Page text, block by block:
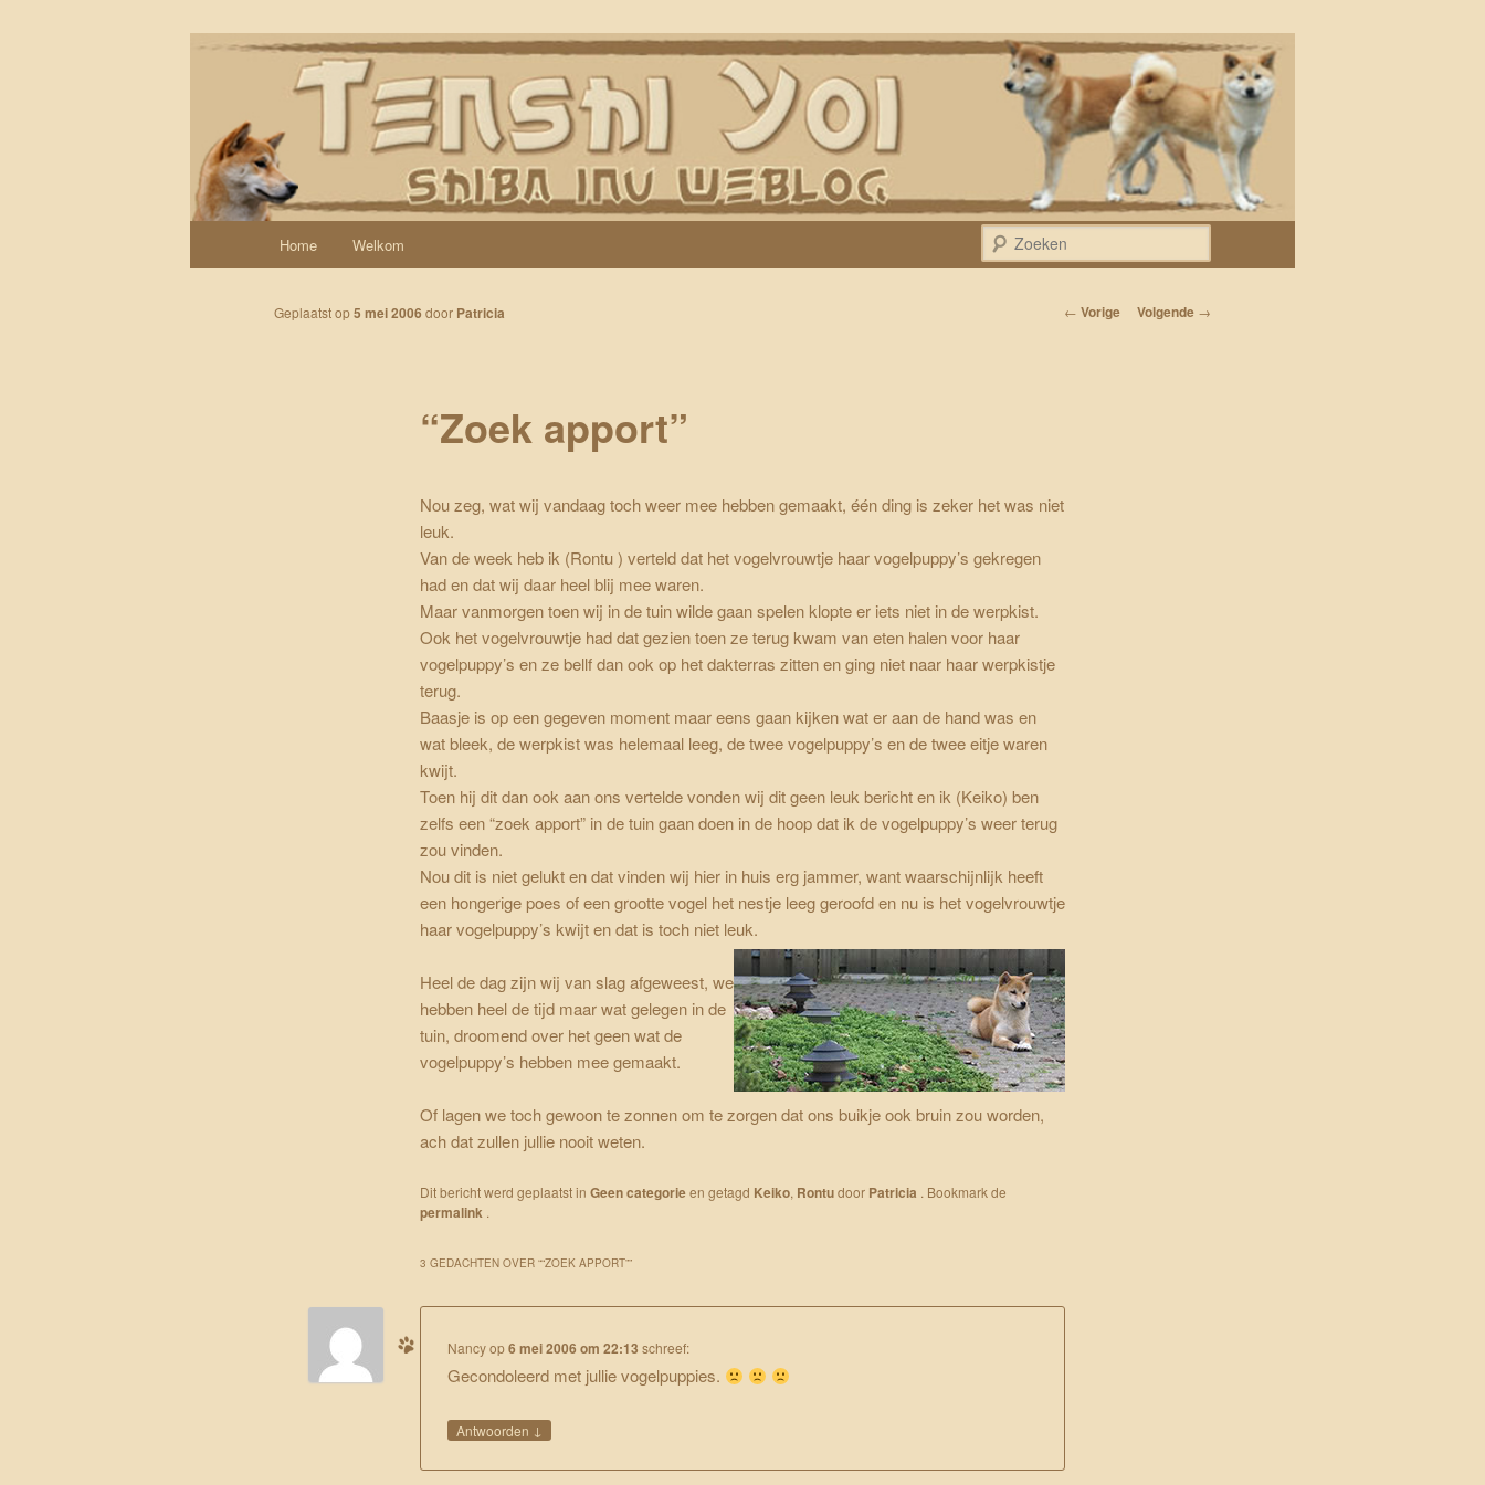
Spring naar de primaire inhoud
Tenshi Yoi
Een weblog over onze Shiba’s (Keiko, Rontu, Miyuki, Tatsu en Yumi)
Home Welkom
Bericht navigatie
← Vorige Volgende →
“Zoek apport”
Geplaatst op5 mei 2006 door Patricia
Nou zeg, wat wij vandaag toch weer mee hebben gemaakt, één ding is zeker het was niet
leuk.
Van de week heb ik (Rontu ) verteld dat het vogelvrouwtje haar vogelpuppy’s gekregen
had en dat wij daar heel blij mee waren.
Maar vanmorgen toen wij in de tuin wilde gaan spelen klopte er iets niet in de werpkist.
Ook het vogelvrouwtje had dat gezien toen ze terug kwam van eten halen voor haar
vogelpuppy’s en ze bellf dan ook op het dakterras zitten en ging niet naar haar werpkistje
terug.
Baasje is op een gegeven moment maar eens gaan kijken wat er aan de hand was en
wat bleek, de werpkist was helemaal leeg, de twee vogelpuppy’s en de twee eitje waren
kwijt.
Toen hij dit dan ook aan ons vertelde vonden wij dit geen leuk bericht en ik (Keiko) ben
zelfs een “zoek apport” in de tuin gaan doen in de hoop dat ik de vogelpuppy’s weer terug
zou vinden.
Nou dit is niet gelukt en dat vinden wij hier in huis erg jammer, want waarschijnlijk heeft
een hongerige poes of een grootte vogel het nestje leeg geroofd en nu is het vogelvrouwtje
haar vogelpuppy’s kwijt en dat is toch niet leuk.
Heel de dag zijn wij van slag afgeweest, we
hebben heel de tijd maar wat gelegen in de
tuin, droomend over het geen wat de
vogelpuppy’s hebben mee gemaakt.
Of lagen we toch gewoon te zonnen om te zorgen dat ons buikje ook bruin zou worden,
ach dat zullen jullie nooit weten.
Dit bericht werd geplaatst in Geen categorieen getagd Keiko, Rontudoor Patricia . Bookmark de
permalink .
3 GEDACHTEN OVER ““ZOEK APPORT””
Nancyop6 mei 2006 om 22:13 schreef:
Gecondoleerd met jullie vogelpuppies.
Antwoorden ↓